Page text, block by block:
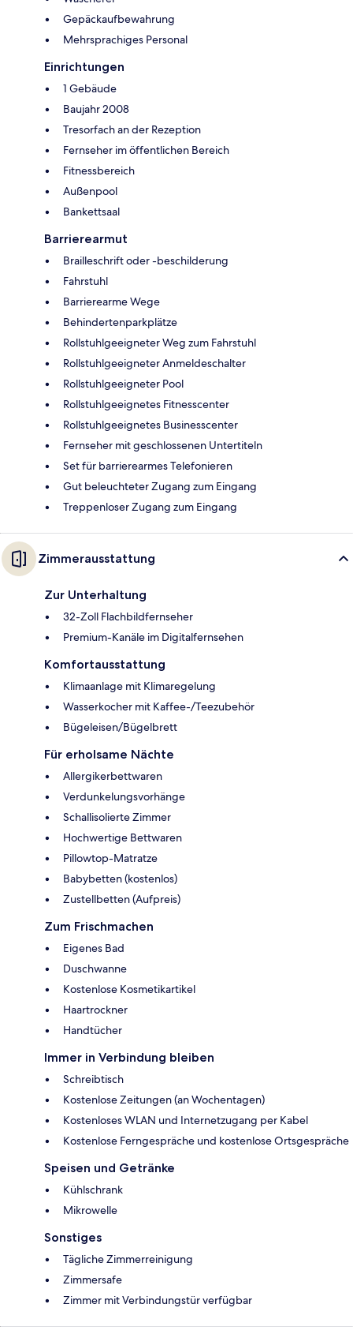
Gepäckaufbewahrung
Mehrsprachiges Personal
Einrichtungen
1 Gebäude
Baujahr 2008
Tresorfach an der Rezeption
Fernseher im öffentlichen Bereich
Fitnessbereich
Außenpool
Bankettsaal
Barrierearmut
Brailleschrift oder -beschilderung
Fahrstuhl
Barrierearme Wege
Behindertenparkplätze
Rollstuhlgeeigneter Weg zum Fahrstuhl
Rollstuhlgeeigneter Anmeldeschalter
Rollstuhlgeeigneter Pool
Rollstuhlgeeignetes Fitnesscenter
Rollstuhlgeeignetes Businesscenter
Fernseher mit geschlossenen Untertiteln
Set für barrierearmes Telefonieren
Gut beleuchteter Zugang zum Eingang
Treppenloser Zugang zum Eingang
Zimmerausstattung
Zur Unterhaltung
32-Zoll Flachbildfernseher
Premium-Kanäle im Digitalfernsehen
Komfortausstattung
Klimaanlage mit Klimaregelung
Wasserkocher mit Kaffee-/Teezubehör
Bügeleisen/Bügelbrett
Für erholsame Nächte
Allergikerbettwaren
Verdunkelungsvorhänge
Schallisolierte Zimmer
Hochwertige Bettwaren
Pillowtop-Matratze
Babybetten (kostenlos)
Zustellbetten (Aufpreis)
Zum Frischmachen
Eigenes Bad
Duschwanne
Kostenlose Kosmetikartikel
Haartrockner
Handtücher
Immer in Verbindung bleiben
Schreibtisch
Kostenlose Zeitungen (an Wochentagen)
Kostenloses WLAN und Internetzugang per Kabel
Kostenlose Ferngespräche und kostenlose Ortsgespräche
Speisen und Getränke
Kühlschrank
Mikrowelle
Sonstiges
Tägliche Zimmerreinigung
Zimmersafe
Zimmer mit Verbindungstür verfügbar